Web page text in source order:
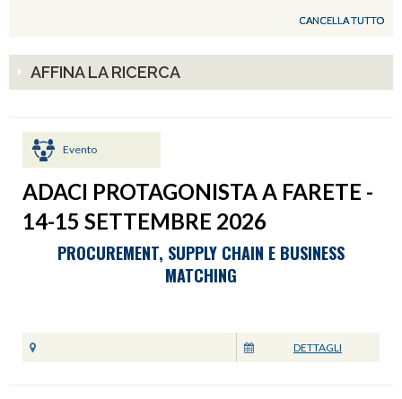
CANCELLA TUTTO
AFFINA LA RICERCA
Evento
ADACI PROTAGONISTA A FARETE -
14-15 SETTEMBRE 2026
PROCUREMENT, SUPPLY CHAIN E BUSINESS
MATCHING
DETTAGLI